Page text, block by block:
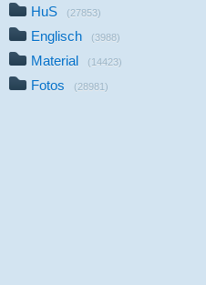
HuS (27853)
Englisch (3988)
Material (14423)
Fotos (28981)